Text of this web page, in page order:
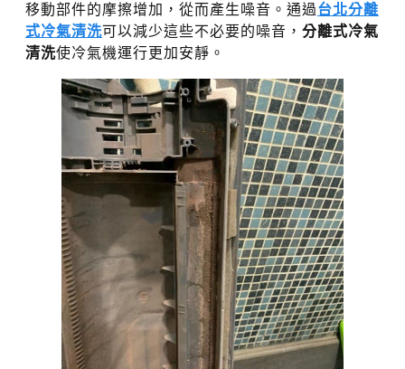
移動部件的摩擦增加，從而產生噪音。通過台北分離
式冷氣清洗可以減少這些不必要的噪音， 分離式冷氣
清洗使冷氣機運行更加安靜。